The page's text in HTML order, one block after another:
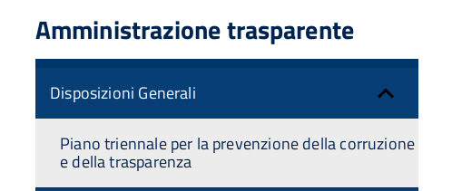
Amministrazione trasparente
Disposizioni Generali
Piano triennale per la prevenzione della corruzione
e della trasparenza